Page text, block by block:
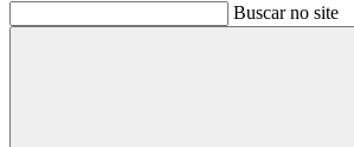
Buscar no site